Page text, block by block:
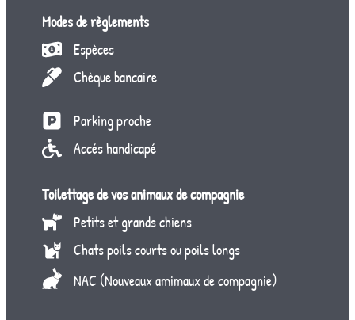
Modes de règlements
Espèces
Chèque bancaire
Parking proche
Accés handicapé
Toilettage de vos animaux de compagnie
Petits et grands chiens
Chats poils courts ou poils longs
NAC (Nouveaux amimaux de compagnie)